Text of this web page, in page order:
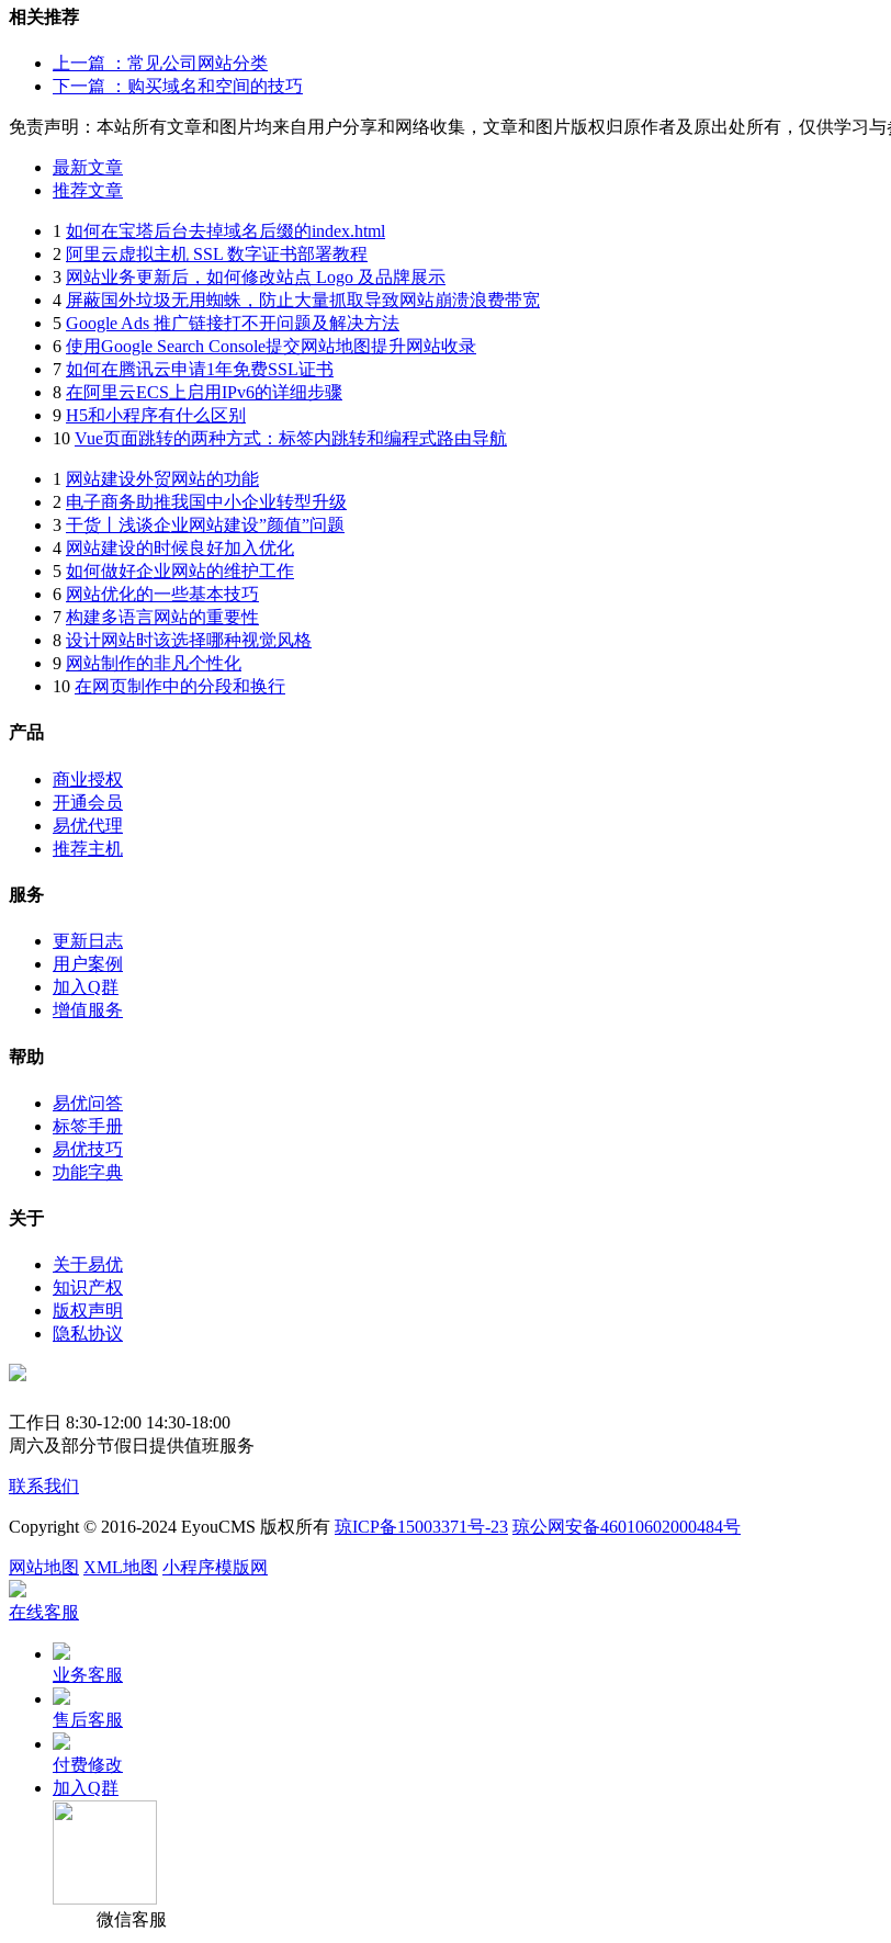
相关推荐
上一篇
：常见公司网站分类
下一篇
：购买域名和空间的技巧
免责声明：本站所有文章和图片均来自用户分享和网络收集，文章和图片版权归原作者及原出处所有，仅供学习
最新文章
推荐文章
1 如何在宝塔后台去掉域名后缀的index.html
2 阿里云虚拟主机 SSL 数字证书部署教程
3 网站业务更新后，如何修改站点 Logo 及品牌展示
4 屏蔽国外垃圾无用蜘蛛，防止大量抓取导致网站崩溃浪费带宽
5 Google Ads 推广链接打不开问题及解决方法
6 使用Google Search Console提交网站地图提升网站收录
7 如何在腾讯云申请1年免费SSL证书
8 在阿里云ECS上启用IPv6的详细步骤
9 H5和小程序有什么区别
10 Vue页面跳转的两种方式：标签内跳转和编程式路由导航
1 网站建设外贸网站的功能
2 电子商务助推我国中小企业转型升级
3 干货丨浅谈企业网站建设”颜值”问题
4 网站建设的时候良好加入优化
5 如何做好企业网站的维护工作
6 网站优化的一些基本技巧
7 构建多语言网站的重要性
8 设计网站时该选择哪种视觉风格
9 网站制作的非凡个性化
10 在网页制作中的分段和换行
产品
商业授权
开通会员
易优代理
推荐主机
服务
更新日志
用户案例
加入Q群
增值服务
帮助
易优问答
标签手册
易优技巧
功能字典
关于
关于易优
知识产权
版权声明
隐私协议
工作日 8:30-12:00 14:30-18:00
周六及部分节假日提供值班服务
联系我们
Copyright © 2016-2024 EyouCMS 版权所有 琼ICP备15003371号-23 琼公网安备46010602000484号
网站地图 XML地图 小程序模版网
在线客服
业务客服
售后客服
付费修改
加入Q群
微信客服